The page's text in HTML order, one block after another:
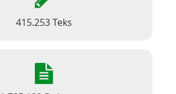
415.253 Teks